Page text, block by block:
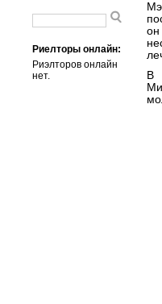
Риелторы онлайн:
Риэлторов онлайн
нет.
он
В